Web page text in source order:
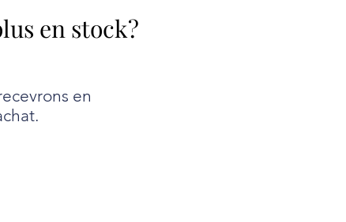
en stock?
en